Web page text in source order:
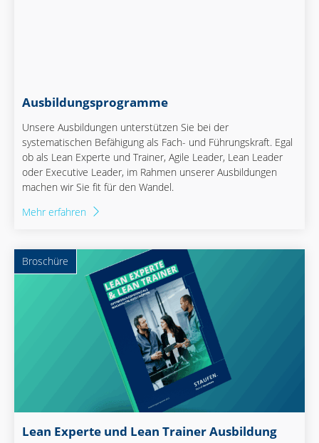
Ausbildungs­programme
Unsere Ausbildungen unterstützen Sie bei der
systematischen Befähigung als Fach- und Führungskraft. Egal
ob als Lean Experte und Trainer, Agile Leader, Lean Leader
oder Executive Leader, im Rahmen unserer Ausbildungen
machen wir Sie fit für den Wandel.
Mehr erfahren
Broschüre
Lean Experte und Lean Trainer Ausbildung